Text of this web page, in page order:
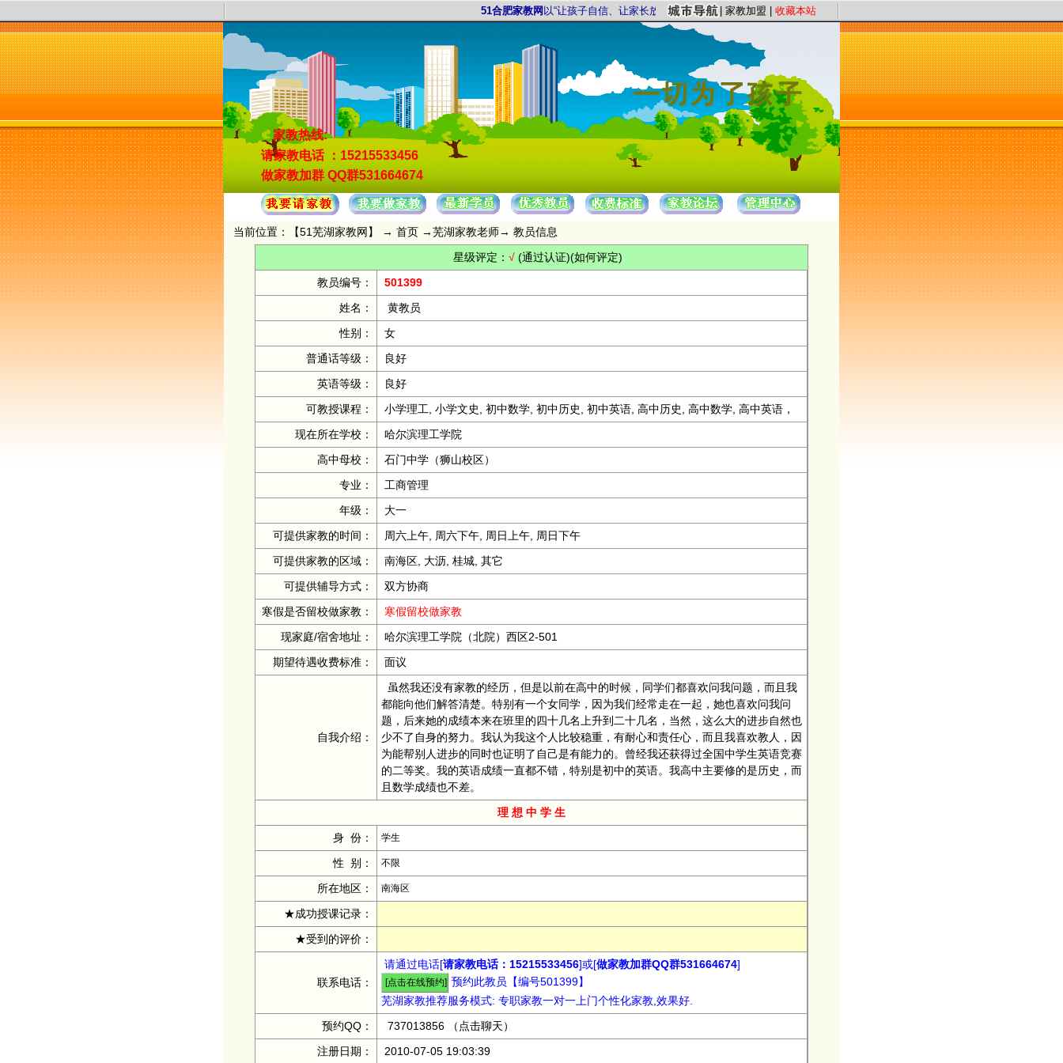
51合肥家教网以“让孩子自信、让家长放心”为服务宗旨，以“证件认证、星级评定”保证教员质量，以“系统化、高质量、快节奏
家教加盟 收藏本站
家教热线:
请家教电话 ：15215533456
做家教加群 QQ群531664674
当前位置：【51芜湖家教网】 → 首页 →芜湖家教老师→ 教员信息
星级评定： √ (通过认证)(如何评定)
教员编号：
501399
姓名：
黄教员
性别：
女
普通话等级：
良好
英语等级：
良好
可教授课程：
小学理工, 小学文史, 初中数学, 初中历史, 初中英语, 高中历史, 高中数学, 高中英语，
现在所在学校：
哈尔滨理工学院
高中母校：
石门中学（狮山校区）
专业：
工商管理
年级：
大一
可提供家教的时间：
周六上午, 周六下午, 周日上午, 周日下午
可提供家教的区域：
南海区, 大沥, 桂城, 其它
可提供辅导方式：
双方协商
寒假是否留校做家教：
寒假留校做家教
现家庭/宿舍地址：
哈尔滨理工学院（北院）西区2-501
期望待遇收费标准：
面议
自我介绍：
虽然我还没有家教的经历，但是以前在高中的时候，同学们都喜欢问我问题，而且我
都能向他们解答清楚。特别有一个女同学，因为我们经常走在一起，她也喜欢问我问
题，后来她的成绩本来在班里的四十几名上升到二十几名，当然，这么大的进步自然也
少不了自身的努力。我认为我这个人比较稳重，有耐心和责任心，而且我喜欢教人，因
为能帮别人进步的同时也证明了自己是有能力的。曾经我还获得过全国中学生英语竞赛
的二等奖。我的英语成绩一直都不错，特别是初中的英语。我高中主要修的是历史，而
且数学成绩也不差。
理 想 中 学 生
身 份：
学生
性 别： 不限
所在地区： 南海区
★成功授课记录：
★受到的评价：
联系电话：
请通过电话[请家教电话：15215533456]或[做家教加群QQ群531664674]
预约此教员【编号501399】
芜湖家教推荐服务模式: 专职家教一对一上门个性化家教,效果好.
预约QQ：
737013856 （点击聊天）
注册日期：
2010-07-05 19:03:39